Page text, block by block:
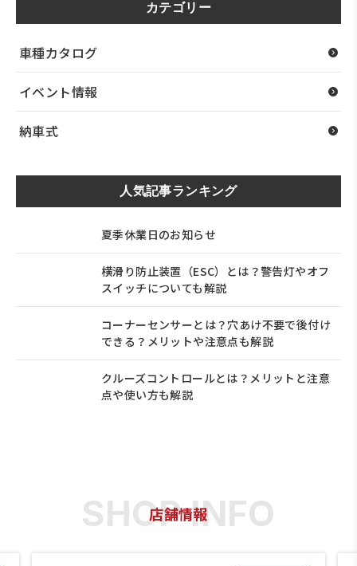
カテゴリー
車種カタログ
イベント情報
納車式
人気記事ランキング
夏季休業日のお知らせ
横滑り防止装置（ESC）とは？警告灯やオフ
スイッチについても解説
コーナーセンサーとは？穴あけ不要で後付け
できる？メリットや注意点も解説
クルーズコントロールとは？メリットと注意
点や使い方も解説
店舗情報